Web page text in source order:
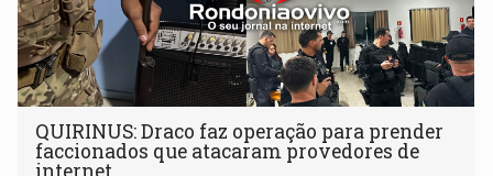
QUIRINUS: Draco faz operação para prender
faccionados que atacaram provedores de